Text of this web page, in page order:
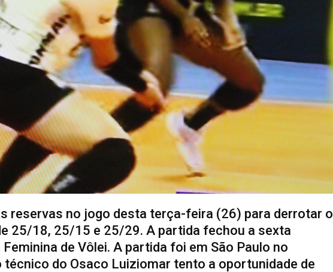
reservas no jogo desta terça-feira (26) para derrotar o
25/18, 25/15 e 25/29. A partida fechou a sexta
de Vôlei. A partida foi em São Paulo no
do Osaco Luiziomar tento a oportunidade de